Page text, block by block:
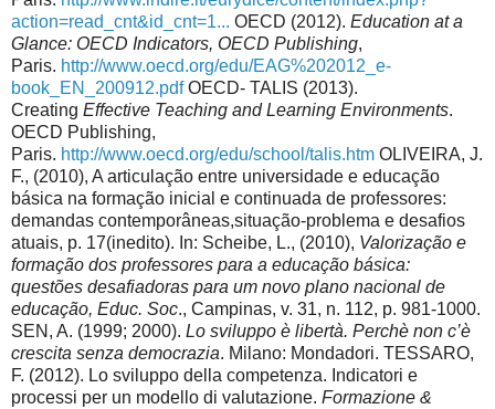
action=read_cnt&id_cnt=1... OECD (2012). Education at a
Glance: OECD Indicators, OECD Publishing,
Paris. http://www.oecd.org/edu/EAG%202012_e-
book_EN_200912.pdfOECD- TALIS (2013).
Creating Effective Teaching and Learning Environments.
OECD Publishing,
Paris. http://www.oecd.org/edu/school/talis.htm OLIVEIRA, J.
F., (2010), A articulação entre universidade e educação
básica na formação inicial e continuada de professores:
demandas contemporâneas,situação-problema e desafios
atuais, p. 17(inedito). In: Scheibe, L., (2010), Valorização e
formação dos professores para a educação básica:
questões desafiadoras para um novo plano nacional de
educação, Educ. Soc., Campinas, v. 31, n. 112, p. 981-1000.
SEN, A. (1999; 2000). Lo sviluppo è libertà. Perchè non c’è
crescita senza democrazia. Milano: Mondadori. TESSARO,
F. (2012). Lo sviluppo della competenza. Indicatori e
processi per un modello di valutazione. Formazione &